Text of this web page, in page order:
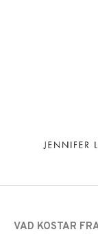
VAD KOSTAR